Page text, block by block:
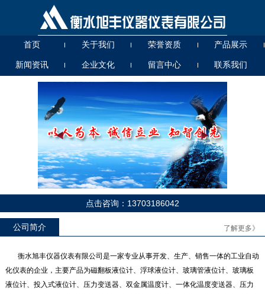
首页 关于我们 荣誉资质 产品展示
新闻资讯 企业文化 留言中心 联系我们
点击咨询：13703186042
公司简介 了解更多》
衡水旭丰仪器仪表有限公司是一家专业从事开发、生产、销售一体的工业自动
化仪表的企业，主要产品为磁翻板液位计、浮球液位计、玻璃管液位计、玻璃板
液位计、投入式液位计、压力变送器、双金属温度计、一体化温度变送器、压力
UHZ56000T高温高压
UG、D（A、B、C）玻璃管液
位计
UB（A、B、C）T系列玻璃板
UHK57连杆浮球液位开关